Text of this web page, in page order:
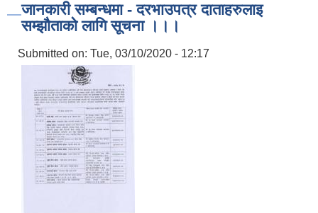
जानकारी सम्बन्धमा - दरभाउपत्र दाताहरुलाइ
सम्झौताकाे लागि सूचना ।।।
Submitted on: Tue, 03/10/2020 - 12:17